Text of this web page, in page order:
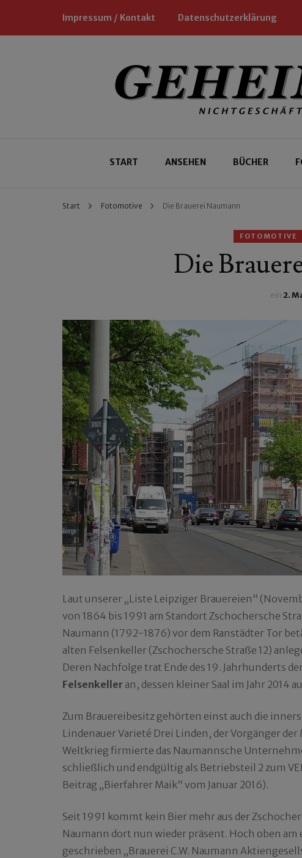
Impressum / Kontakt Datenschutzerklärung
Geheimtipp
START ANSEHEN BÜCHER
Start Fotomotive Die Brauerei Naumann
FOTOMOTIVE
Die
ein2.
Laut unserer „Liste Leipziger Brauereien“
von 1864 bis 1991 am Standort Zschochersche
Naumann (1792-1876) vor dem Ranstädter Tor
alten Felsenkeller (Zschochersche Straße 12)
Deren Nachfolge trat Ende des 19. Jahrhunderts
Felsenkeller an, dessen kleiner Saal im Jahr 2014
Zum Brauereibesitz gehörten einst auch die
Lindenauer Varieté Drei Linden, der Vorgänger
Weltkrieg firmierte das Naumannsche
schließlich und endgültig als Betriebsteil 2 zum
Beitrag „Bierfahrer Maik“ vom Januar 2016).
Seit 1991 kommt kein Bier mehr aus der
Naumann dort nun wieder präsent. Hoch oben am
geschrieben „Brauerei C.W. Naumann